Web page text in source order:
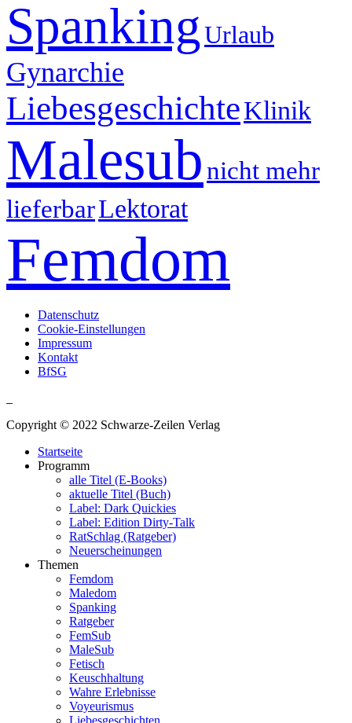
SpankingUrlaub
Gynarchie
LiebesgeschichteKlinik
Malesubnicht mehr
lieferbarLektorat
Femdom
Datenschutz
Cookie-Einstellungen
Impressum
Kontakt
BfSG
Copyright © 2022 Schwarze-Zeilen Verlag
Startseite
Programm
alle Titel (E-Books)
aktuelle Titel (Buch)
Label: Dark Quickies
Label: Edition Dirty-Talk
RatSchlag (Ratgeber)
Neuerscheinungen
Themen
Femdom
Maledom
Spanking
Ratgeber
FemSub
MaleSub
Fetisch
Keuschhaltung
Wahre Erlebnisse
Voyeurismus
Liebesgeschichten